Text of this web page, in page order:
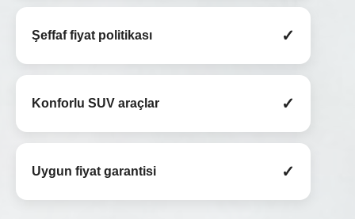
Şeffaf fiyat politikası ✓
Konforlu SUV araçlar ✓
Uygun fiyat garantisi ✓